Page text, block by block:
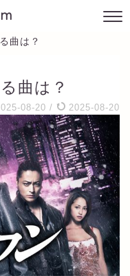
曲は？
曲は？
08-20 / 2025-08-20